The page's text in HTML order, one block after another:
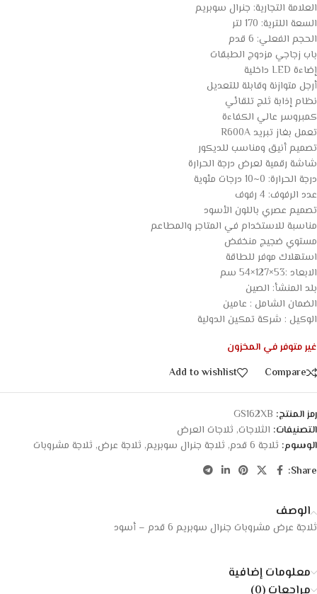
العلامة التجارية: جنرال سوبريم
السعة اللترية: 170 لتر
الحجم الفعلي: 6 قدم
باب زجاجي مزدوج الطبقات
إضاءة LED داخلية
أرجل متوازنة وقابلة للتعديل
نظام إذابة ثلج تلقائي
كمبروسر عالي الكفاءة
تعمل بغاز تبريد R600A
تصميم أنيق ومناسب للديكور
شاشة رقمية لعرض درجة الحرارة
درجة الحرارة: 0~10 درجات مئوية
عدد الرفوف: 4 رفوف
تصميم عصري باللون الأسود
مناسبة للاستخدام في المتاجر والمطاعم
مستوي ضجيج منخفض
استهلاك موفر للطاقة
الابعاد :53×127×54 سم
بلد المنشأ: الصين
الضمان الشامل : عامين
الوكيل : شركة تمكين الدولية
غير متوفر في المخزون
Compare
Add to wishlist
رمز المنتج: GS162XB
التصنيفات: الثلاجات, ثلاجات العرض
الوسوم: ثلاجة 6 قدم , ثلاجة جنرال سوبريم, ثلاجة عرض, ثلاجة مشروبات
Share:
الوصف
ثلاجة عرض مشروبات جنرال سوبريم 6 قدم – أسود
معلومات إضافية